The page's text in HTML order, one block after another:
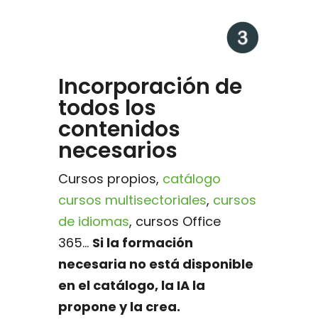
Incorporación de
todos los
contenidos
necesarios
Cursos propios, catálogo
cursos multisectoriales, cursos
de idiomas, cursos Office
365... Si la formación
necesaria no está disponible
en el catálogo, la IA la
propone y la crea.